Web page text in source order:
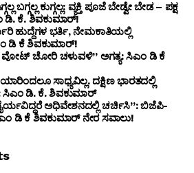
ಬಗ್ಗಲ್ಲ ಕುಗ್ಗಲ್ಲ: ವ್ಯಕ್ತಿ ಪೂಜೆ ಬೇಡ್ವೇ ಬೇಡ – ಪಕ್ಷ
ಡಿ. ಕೆ. ಶಿವಕುಮಾರ್!
ಹುದ್ದೆಗಳ ಭರ್ತಿ, ನೇಮಕಾತಿಯಲ್ಲಿ
ಡಿ ಕೆ ಶಿವಕುಮಾರ್!
ವೋಟ್ ಚೋರಿ ಚಳುವಳಿ” ಅಗತ್ಯ: ಸಿಎಂ ಡಿ ಕೆ
ಸಾಧ್ಯವಿಲ್ಲ. ದಕ್ಷಿಣ ಭಾರತದಲ್ಲಿ
ಸಿಎಂ ಡಿ. ಕೆ. ಶಿವಕುಮಾರ್
ಅಧಿವೇಶನದಲ್ಲಿ ಚರ್ಚಿಸಿ”: ಬಿಜೆಪಿ-
ಡಿ ಕೆ ಶಿವಕುಮಾರ್ ನೇರ ಸವಾಲು!